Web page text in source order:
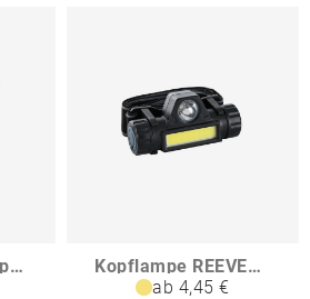
NIMBUS Kopflampe mit Sensor
Kopflampe REEVES-YAUCO
ab 4,45 €